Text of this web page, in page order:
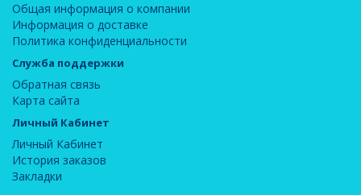
Общая информация о компании
Информация о доставке
Политика конфиденциальности
Служба поддержки
Обратная связь
Карта сайта
Личный Кабинет
Личный Кабинет
История заказов
Закладки